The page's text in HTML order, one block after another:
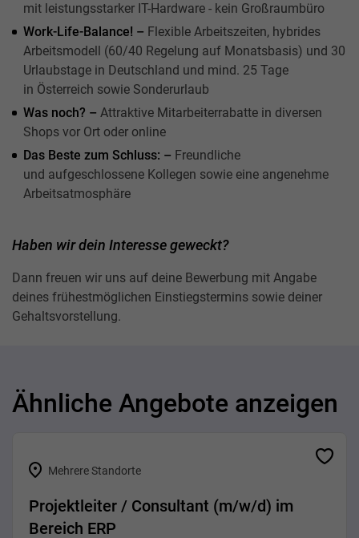
mit leistungsstarker IT-Hardware - kein Großraumbüro
Work-Life-Balance! – Flexible Arbeitszeiten, hybrides
Arbeitsmodell (60/40 Regelung auf Monatsbasis) und 30
Urlaubstage in Deutschland und mind. 25 Tage
in Österreich sowie Sonderurlaub
Was noch? – Attraktive Mitarbeiterrabatte in diversen
Shops vor Ort oder online
Das Beste zum Schluss: – Freundliche
und aufgeschlossene Kollegen sowie eine angenehme
Arbeitsatmosphäre
Haben wir dein Interesse geweckt?
Dann freuen wir uns auf deine Bewerbung mit Angabe
deines frühestmöglichen Einstiegstermins sowie deiner
Gehaltsvorstellung.
Ähnliche Angebote anzeigen
Mehrere Standorte
Projektleiter / Consultant (m/w/d) im
Bereich ERP